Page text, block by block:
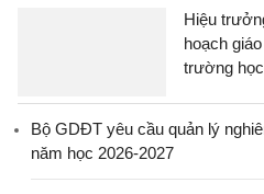
Hiệu
hoạch
trường học
Bộ GDĐT yêu cầu quản lý
năm học 2026-2027